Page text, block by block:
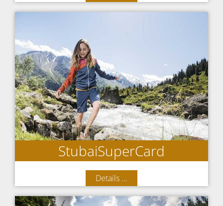
StubaiSuperCard
Details ...